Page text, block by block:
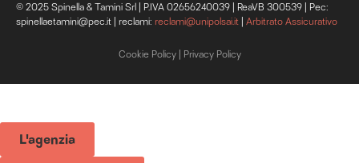
© 2025 Spinella & Tamini Srl | P.IVA 02656240039 | ReaVB 300539 | Pec:
spinellaetamini@pec.it | reclami: reclami@unipolsai.it Arbitrato Assicurativo
Cookie Policy| Privacy Policy
L'agenzia